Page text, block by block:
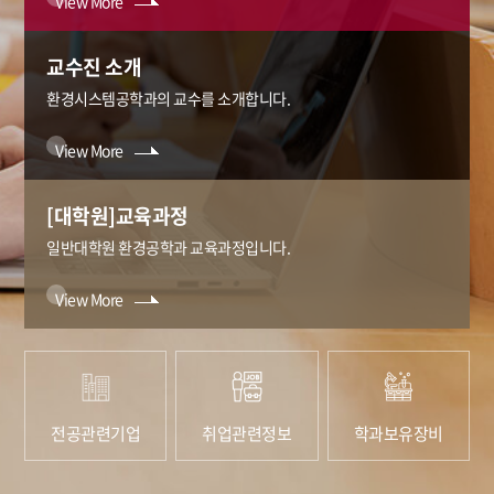
교수진 소개
환경시스템공학과의 교수를 소개합니다.
View More
[대학원]교육과정
일반대학원 환경공학과 교육과정입니다.
View More
전공관련기업 취업관련정보 학과보유장비